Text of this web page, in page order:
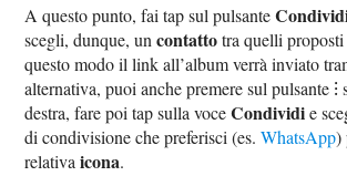
A questo punto, fai tap sul pulsante
scegli, dunque, uncontattotra quelli
questo modo il link all’album verrà inviato
alternativa, puoi anche premere sul pulsante ⁝
destra, fare poi tap sulla voceCondividie
di condivisione che preferisci (es.WhatsApp)
relativaicona.